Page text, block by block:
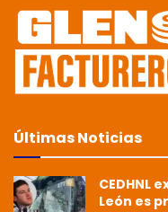
Últimas Noticias
CEDHNL
León es